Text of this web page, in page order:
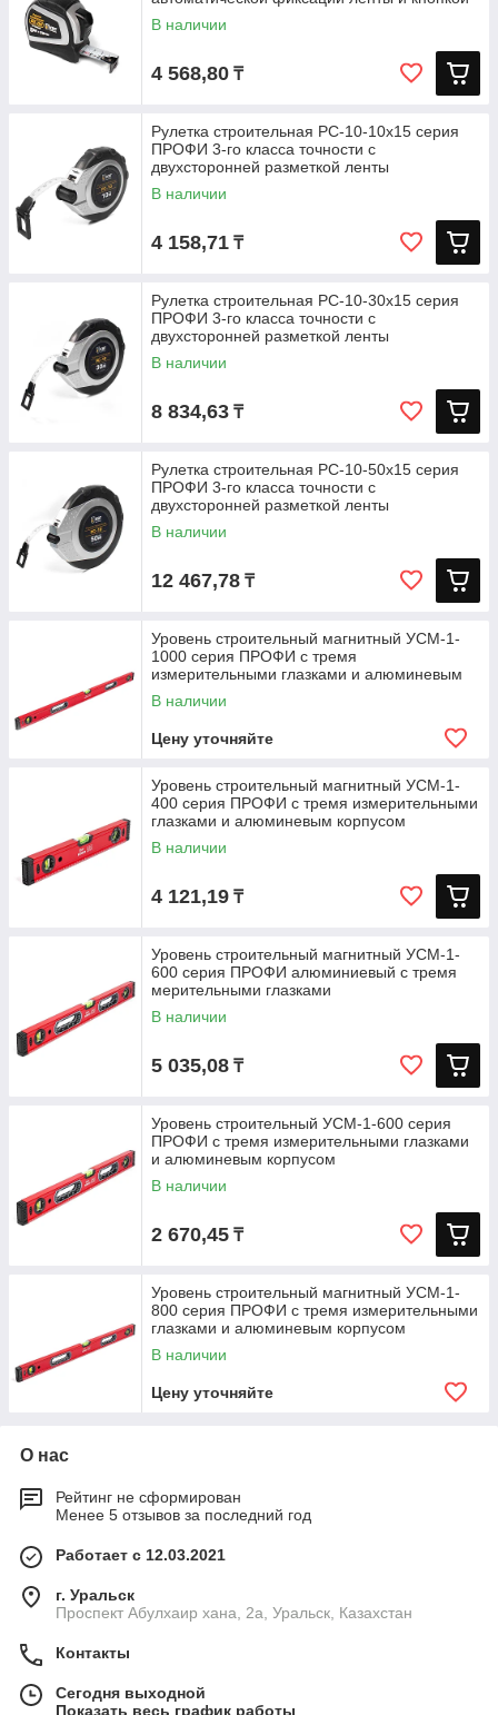
В наличии
4 568,80 ₸
Рулетка строительная РС-10-10х15 серия
ПРОФИ 3-го класса точности с
двухсторонней разметкой ленты
В наличии
4 158,71 ₸
Рулетка строительная РС-10-30х15 серия
ПРОФИ 3-го класса точности с
двухсторонней разметкой ленты
В наличии
8 834,63 ₸
Рулетка строительная РС-10-50х15 серия
ПРОФИ 3-го класса точности с
двухсторонней разметкой ленты
В наличии
12 467,78 ₸
Уровень строительный магнитный УСМ-1-
1000 серия ПРОФИ с тремя
измерительными глазками и алюминевым
корпусом
В наличии
Цену уточняйте
Уровень строительный магнитный УСМ-1-
400 серия ПРОФИ с тремя измерительными
глазками и алюминевым корпусом
В наличии
4 121,19 ₸
Уровень строительный магнитный УСМ-1-
600 серия ПРОФИ алюминиевый с тремя
мерительными глазками
В наличии
5 035,08 ₸
Уровень строительный УСМ-1-600 серия
ПРОФИ с тремя измерительными глазками
и алюминевым корпусом
В наличии
2 670,45 ₸
Уровень строительный магнитный УСМ-1-
800 серия ПРОФИ с тремя измерительными
глазками и алюминевым корпусом
В наличии
Цену уточняйте
О нас
Рейтинг не сформирован
Менее 5 отзывов за последний год
Работает с 12.03.2021
г. Уральск
Проспект Абулхаир хана, 2а, Уральск, Казахстан
Контакты
Сегодня выходной
Показать весь график работы